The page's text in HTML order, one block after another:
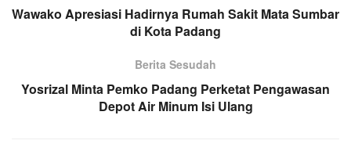
Wawako Apresiasi Hadirnya Rumah Sakit Mata Sumbar
di Kota Padang
Berita Sesudah
Yosrizal Minta Pemko Padang Perketat Pengawasan
Depot Air Minum Isi Ulang